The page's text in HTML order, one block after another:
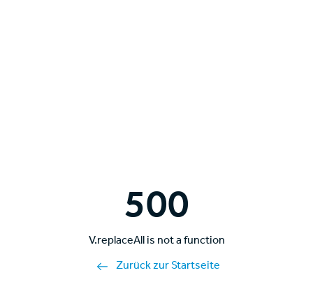
500
V.replaceAll is not a function
Zurück zur Startseite